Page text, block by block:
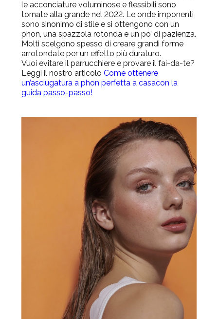
le acconciature voluminose e flessibili sono
tornate alla grande nel 2022. Le onde imponenti
sono sinonimo di stile e si ottengono con un
phon, una spazzola rotonda e un po’ di pazienza.
Molti scelgono spesso di creare grandi forme
arrotondate per un effetto più duraturo.
Vuoi evitare il parrucchiere e provare il fai-da-te?
Leggi il nostro articolo Come ottenere
un’asciugatura a phon perfetta a casacon la
guida passo-passo!